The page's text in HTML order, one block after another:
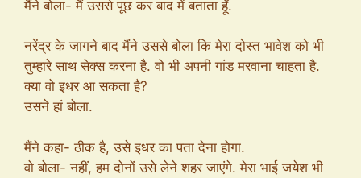
मैंने बोला- मैं उससे पूछ कर बाद में बताता हूँ.
नरेंद्र के जागने बाद मैंने उससे बोला कि मेरा दोस्त भावेश को भी
तुम्हारे साथ सेक्स करना है. वो भी अपनी गांड मरवाना चाहता है.
क्या वो इधर आ सकता है?
उसने हां बोला.
मैंने कहा- ठीक है, उसे इधर का पता देना होगा.
वो बोला- नहीं, हम दोनों उसे लेने शहर जाएंगे. मेरा भाई जयेश भी